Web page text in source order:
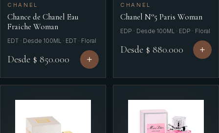
CHANEL
Chance de Chanel Eau
Fraiche Woman
EDT · Desde 100ML · EDT · Floral
Desde $ 850.000
CHANEL
Chanel N°5 Paris Woman
EDP · Desde 100ML · EDP · Floral
Desde $ 880.000